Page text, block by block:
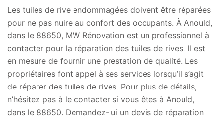
Les tuiles de rive endommagées doivent être réparées
pour ne pas nuire au confort des occupants. À Anould,
dans le 88650, MW Rénovation est un professionnel à
contacter pour la réparation des tuiles de rives. Il est
en mesure de fournir une prestation de qualité. Les
propriétaires font appel à ses services lorsqu’il s’agit
de réparer des tuiles de rives. Pour plus de détails,
n’hésitez pas à le contacter si vous êtes à Anould,
dans le 88650. Demandez-lui un devis de réparation